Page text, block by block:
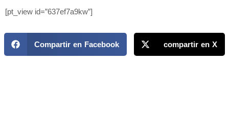
[pt_view id=”637ef7a9kw”]
Compartir en Facebook compartir en X